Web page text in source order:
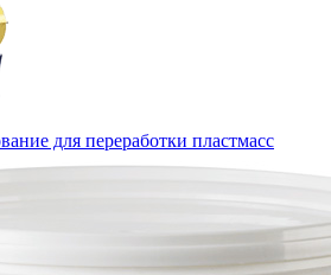
для переработки пластмасс